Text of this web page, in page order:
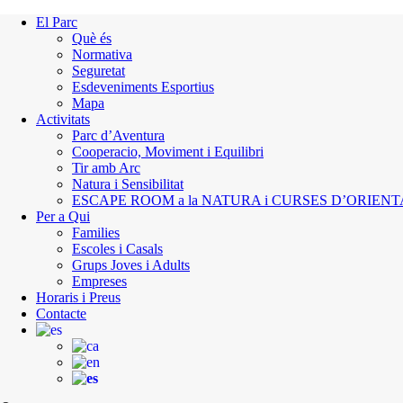
El Parc
Què és
Normativa
Seguretat
Esdeveniments Esportius
Mapa
Activitats
Parc d’Aventura
Cooperacio, Moviment i Equilibri
Tir amb Arc
Natura i Sensibilitat
ESCAPE ROOM a la NATURA i CURSES
Per a Qui
Families
Escoles i Casals
Grups Joves i Adults
Empreses
Horaris i Preus
Contacte